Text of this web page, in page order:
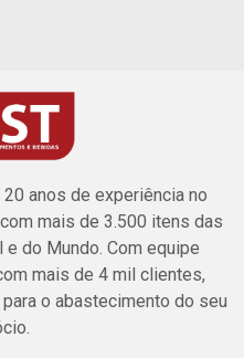
anos de experiência no
mais de 3.500 itens das
do Mundo. Com equipe
mais de 4 mil clientes,
o abastecimento do seu